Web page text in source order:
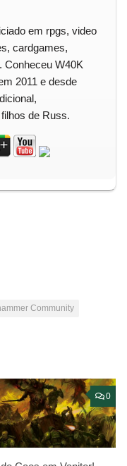
em rpgs, video
cardgames,
Conheceu W40K
2011 e desde
de Russ.
Community
0